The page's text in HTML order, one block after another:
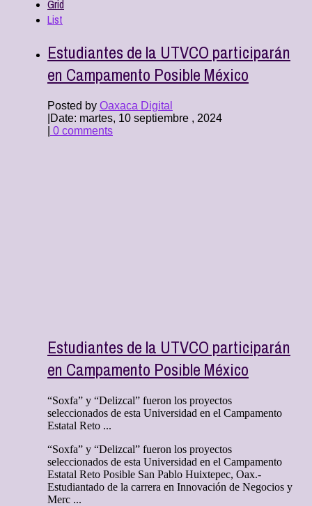
Grid
List
Estudiantes de la UTVCO participarán
en Campamento Posible México
Posted by Oaxaca Digital
Date: martes, 10 septiembre , 2024
0 comments
Estudiantes de la UTVCO participarán
en Campamento Posible México
“Soxfa” y “Delizcal” fueron los proyectos
seleccionados de esta Universidad en el Campamento
Estatal Reto ...
“Soxfa” y “Delizcal” fueron los proyectos
seleccionados de esta Universidad en el Campamento
Estatal Reto Posible San Pablo Huixtepec, Oax.-
Estudiantado de la carrera en Innovación de Negocios y
Merc ...